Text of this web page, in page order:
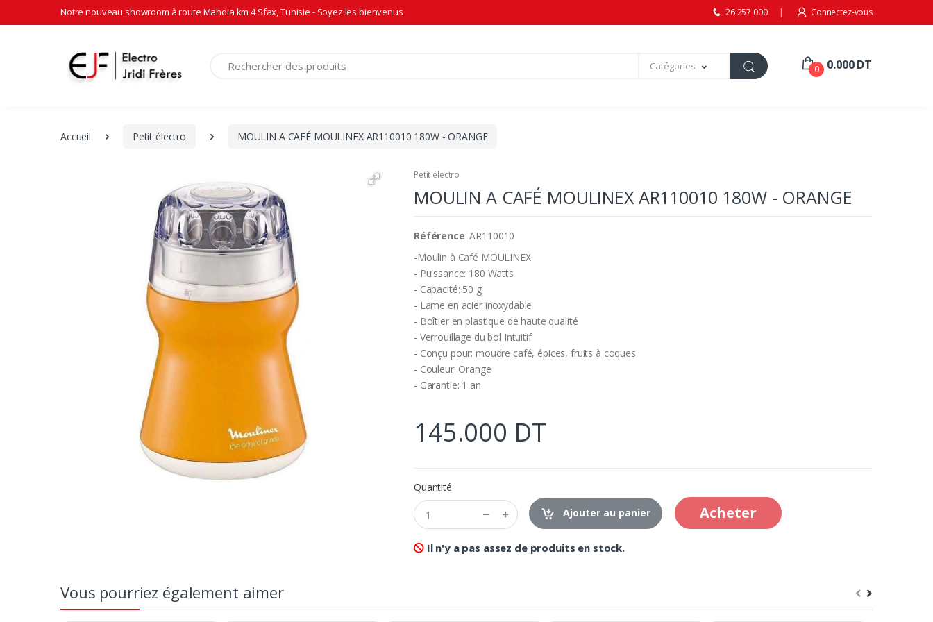
Notre nouveau showroom à route Mahdia km 4 Sfax, Tunisie - Soyez les bienvenus 26 257 000 Connectez-vous
Catégories 0 0.000 DT
Accueil Petit électro MOULIN A CAFÉ MOULINEX AR110010 180W - ORANGE
Petit électro
MOULIN A CAFÉ MOULINEX AR110010 180W - ORANGE
Référence: AR110010
-Moulin à Café MOULINEX
- Puissance: 180 Watts
- Capacité: 50 g
- Lame en acier inoxydable
- Boîtier en plastique de haute qualité
- Verrouillage du bol Intuitif
- Conçu pour: moudre café, épices, fruits à coques
- Couleur: Orange
- Garantie: 1 an
145.000 DT
Quantité
Ajouter au panier
Acheter
Il n'y a pas assez de produits en stock.
Vous pourriez également aimer